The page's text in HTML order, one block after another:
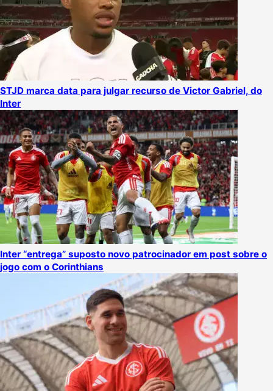
STJD marca data para julgar recurso de Victor Gabriel, do
Inter
Inter “entrega” suposto novo patrocinador em post sobre o
jogo com o Corinthians